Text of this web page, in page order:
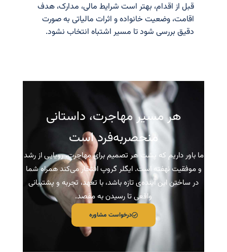
قبل از اقدام، بهتر است شرایط مالی، مدارک، هدف
اقامت، وضعیت خانواده و اثرات مالیاتی به صورت
دقیق بررسی شود تا مسیر اشتباه انتخاب نشود.
هر مسیر مهاجرت، داستانی
منحصربه‌فرد است
ما باور داریم که پشت هر تصمیم برای مهاجرت، رویایی از رشد
و موفقیت نهفته است. ایگلر گروپ افتخار می‌کند همراه شما
در ساختن این آینده‌ی تازه باشد، با تعهد، تجربه و پشتیبانی
واقعی تا رسیدن به مقصد.
درخواست مشاوره